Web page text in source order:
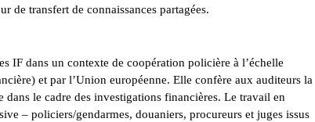
de transfert de connaissances partagées.
IF dans un contexte de coopération policière à l’échelle
et par l’Union européenne. Elle confère aux auditeurs la
le cadre des investigations financières. Le travail en
– policiers/gendarmes, douaniers, procureurs et juges issus